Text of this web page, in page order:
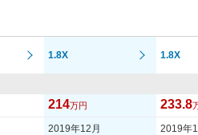
1.8X 1.8X
214万円 233.8
2019年12月 2019年